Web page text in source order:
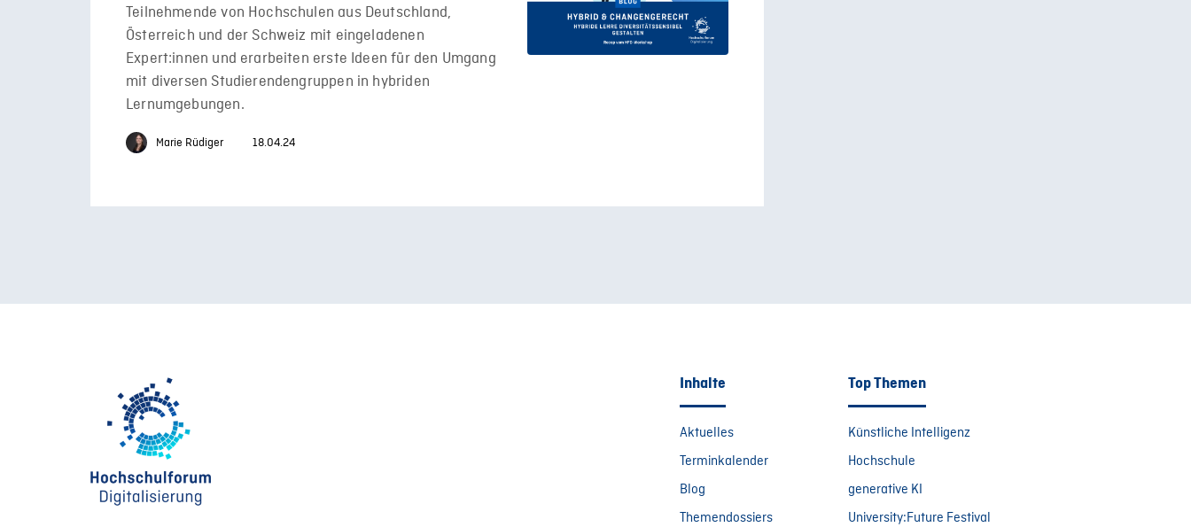
Teilnehmende von Hochschulen aus Deutschland,
Österreich und der Schweiz mit eingeladenen
Expert:innen und erarbeiten erste Ideen für den Umgang
mit diversen Studierendengruppen in hybriden
Lernumgebungen.
Marie Rüdiger 18.04.24
Inhalte
Aktuelles
Terminkalender
Blog
Themendossiers
Top Themen
Künstliche Intelligenz
Hochschule
generative KI
University:Future Festival